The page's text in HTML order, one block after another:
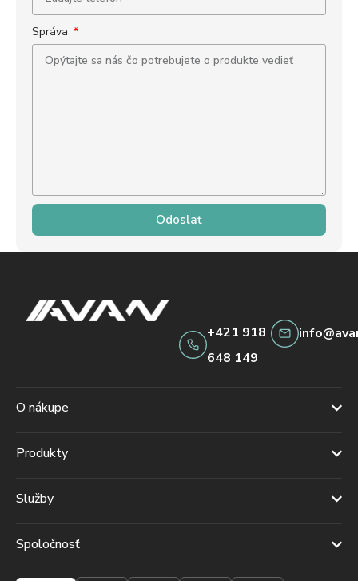
Správa
Odoslať
+421 918
648 149
O nákupe
Produkty
Služby
Spoločnosť